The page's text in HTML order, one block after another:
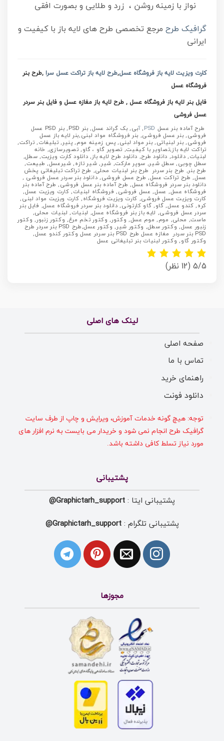
نواز با زمینه روشن ، زرد و طلایی و بصورت افقی
گرافیک طرح مرجع تخصصی طرح های لایه باز با کیفیت و
ایرانی
کارت ویزیت لایه باز فروشگاه عسل,طرح لایه باز تراکت عسل سرا ,طرح بنر
فروشگاه عسل
فایل بنر لایه باز فروشگاه عسل , طرح لایه باز مغازه عسل و فایل بنر سردر
عسل فروشی
طرح آماده بنر عسل PSD
,آ
بی, بک گراند عسل, بنر PSD, بنر PSD عسل
فروشی, بنر عسل فروشی, بنر فروشگاه مواد لبنی,بنر لایه باز عسل
فروشی, بنر لبنیاتی, بنر مواد لبنی, پس زمینه موم, پنیر, تبلیغات, تراکت,
تراکت لایه باز,تصاویر با کیفیت, تصویر گاو ، گاو, تصویرسازی, خانه
لبنیات, دانلود, دانلود طرح, دانلود طرح لایه باز, دانلود کارت ویزیت, سطل,
سطل چوبی, سطل شیر, سوپر مارکت, شیر, شیر تازه, شیرعسل, طبیعت,
طرح بنر, طرح بنر سردر طرح بنر لبنیات محلی, طرح تراکت تبلیغاتی پخش
عسل, طرح تراکت عسل, طرح عسل فروشی, دانلود بنر سردر عسل فروشی ,
دانلود بنر سردر فروشگاه عسل, طرح آماده بنر عسل فروشی, طرح آماده بنر
فروشگاه عسل, عسل, عسل فروشی, فروشگاه لبنیات, کارت ویزیت عسل,
کارت ویزیت عسل فروشی, کارت ویزیت فروشگاه, کارت ویزیت مواد لبنی,
کره, کندو عسل, گاو, گاو کارتونی, دانلود بنر سردر فروشگاه عسل, فایل بنر
سردر عسل فروشی, لایه باز بنر فروشگاه عسل, لبنیات, لبنیات محلی,
ماست, محلی, موم, موم عسل, وکتور, وکتور تخم مرغ, وکتور زنبور, وکتور
زنبور عسل, وکتور سطل, وکتور شیر, وکتور عسل,طرح PSD بنر سردر طرح
PSD بنر سردر مغازه عسل طرح PSD بنر سردر عسل وکتور کندو عسل,
وکتور گاو, وکتور لبنیات بنر تبلیغاتی عسل
5/5 (12 نظر)
لینک های اصلی
صفحه اصلی
تماس با ما
راهنمای خرید
دانلود فونت
توجه: هیچ گونه خدمات آموزش، ویرایش و چاپ از طرف سایت
گرافیک طرح انجام نمی شود و خریدار می بایست به نرم افزار های
مورد نیاز تسلط کافی داشته باشد.
پشتیبانی
پشتیبانی ایتا : Graphictarh_support@
پشتیبانی تلگرام :Graphictarh_support@
مجوزها